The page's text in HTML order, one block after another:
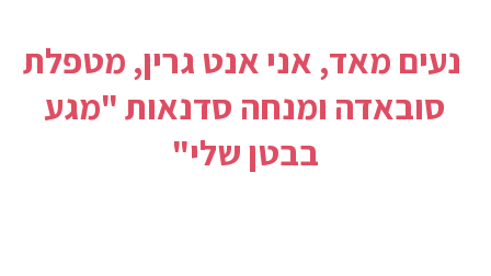
נעים מאד, אני אנט גרין, מטפלת
סובאדה ומנחה סדנאות "מגע
בבטן שלי"